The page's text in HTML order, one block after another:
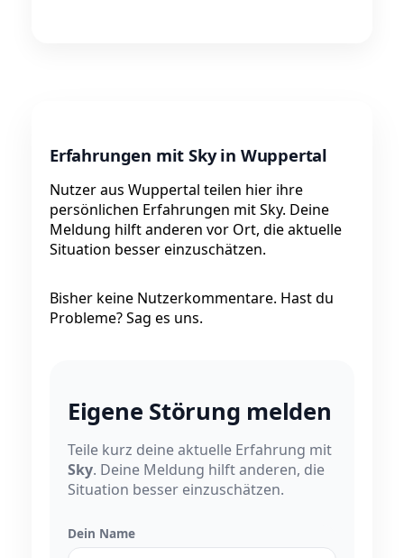
Erfahrungen mit Sky in Wuppertal
Nutzer aus Wuppertal teilen hier ihre
persönlichen Erfahrungen mit Sky. Deine
Meldung hilft anderen vor Ort, die aktuelle
Situation besser einzuschätzen.
Bisher keine Nutzerkommentare. Hast du
Probleme? Sag es uns.
Eigene Störung melden
Teile kurz deine aktuelle Erfahrung mit
Sky. Deine Meldung hilft anderen, die
Situation besser einzuschätzen.
Dein Name